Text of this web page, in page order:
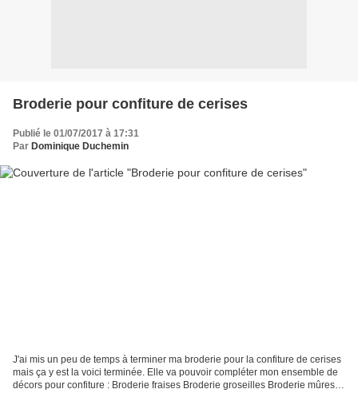
Broderie pour confiture de cerises
Publié le 01/07/2017 à 17:31
Par Dominique Duchemin
J'ai mis un peu de temps à terminer ma broderie pour la confiture de cerises
mais ça y est la voici terminée. Elle va pouvoir compléter mon ensemble de
décors pour confiture : Broderie fraises Broderie groseilles Broderie mûres